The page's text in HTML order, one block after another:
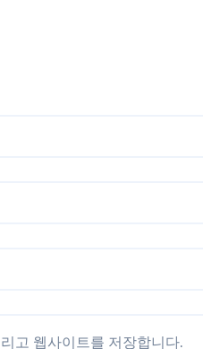
고 웹사이트를 저장합니다.